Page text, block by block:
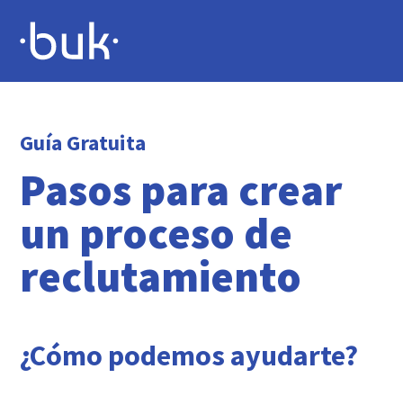
Guía Gratuita
Pasos para crear
un proceso de
reclutamiento
¿Cómo podemos ayudarte?